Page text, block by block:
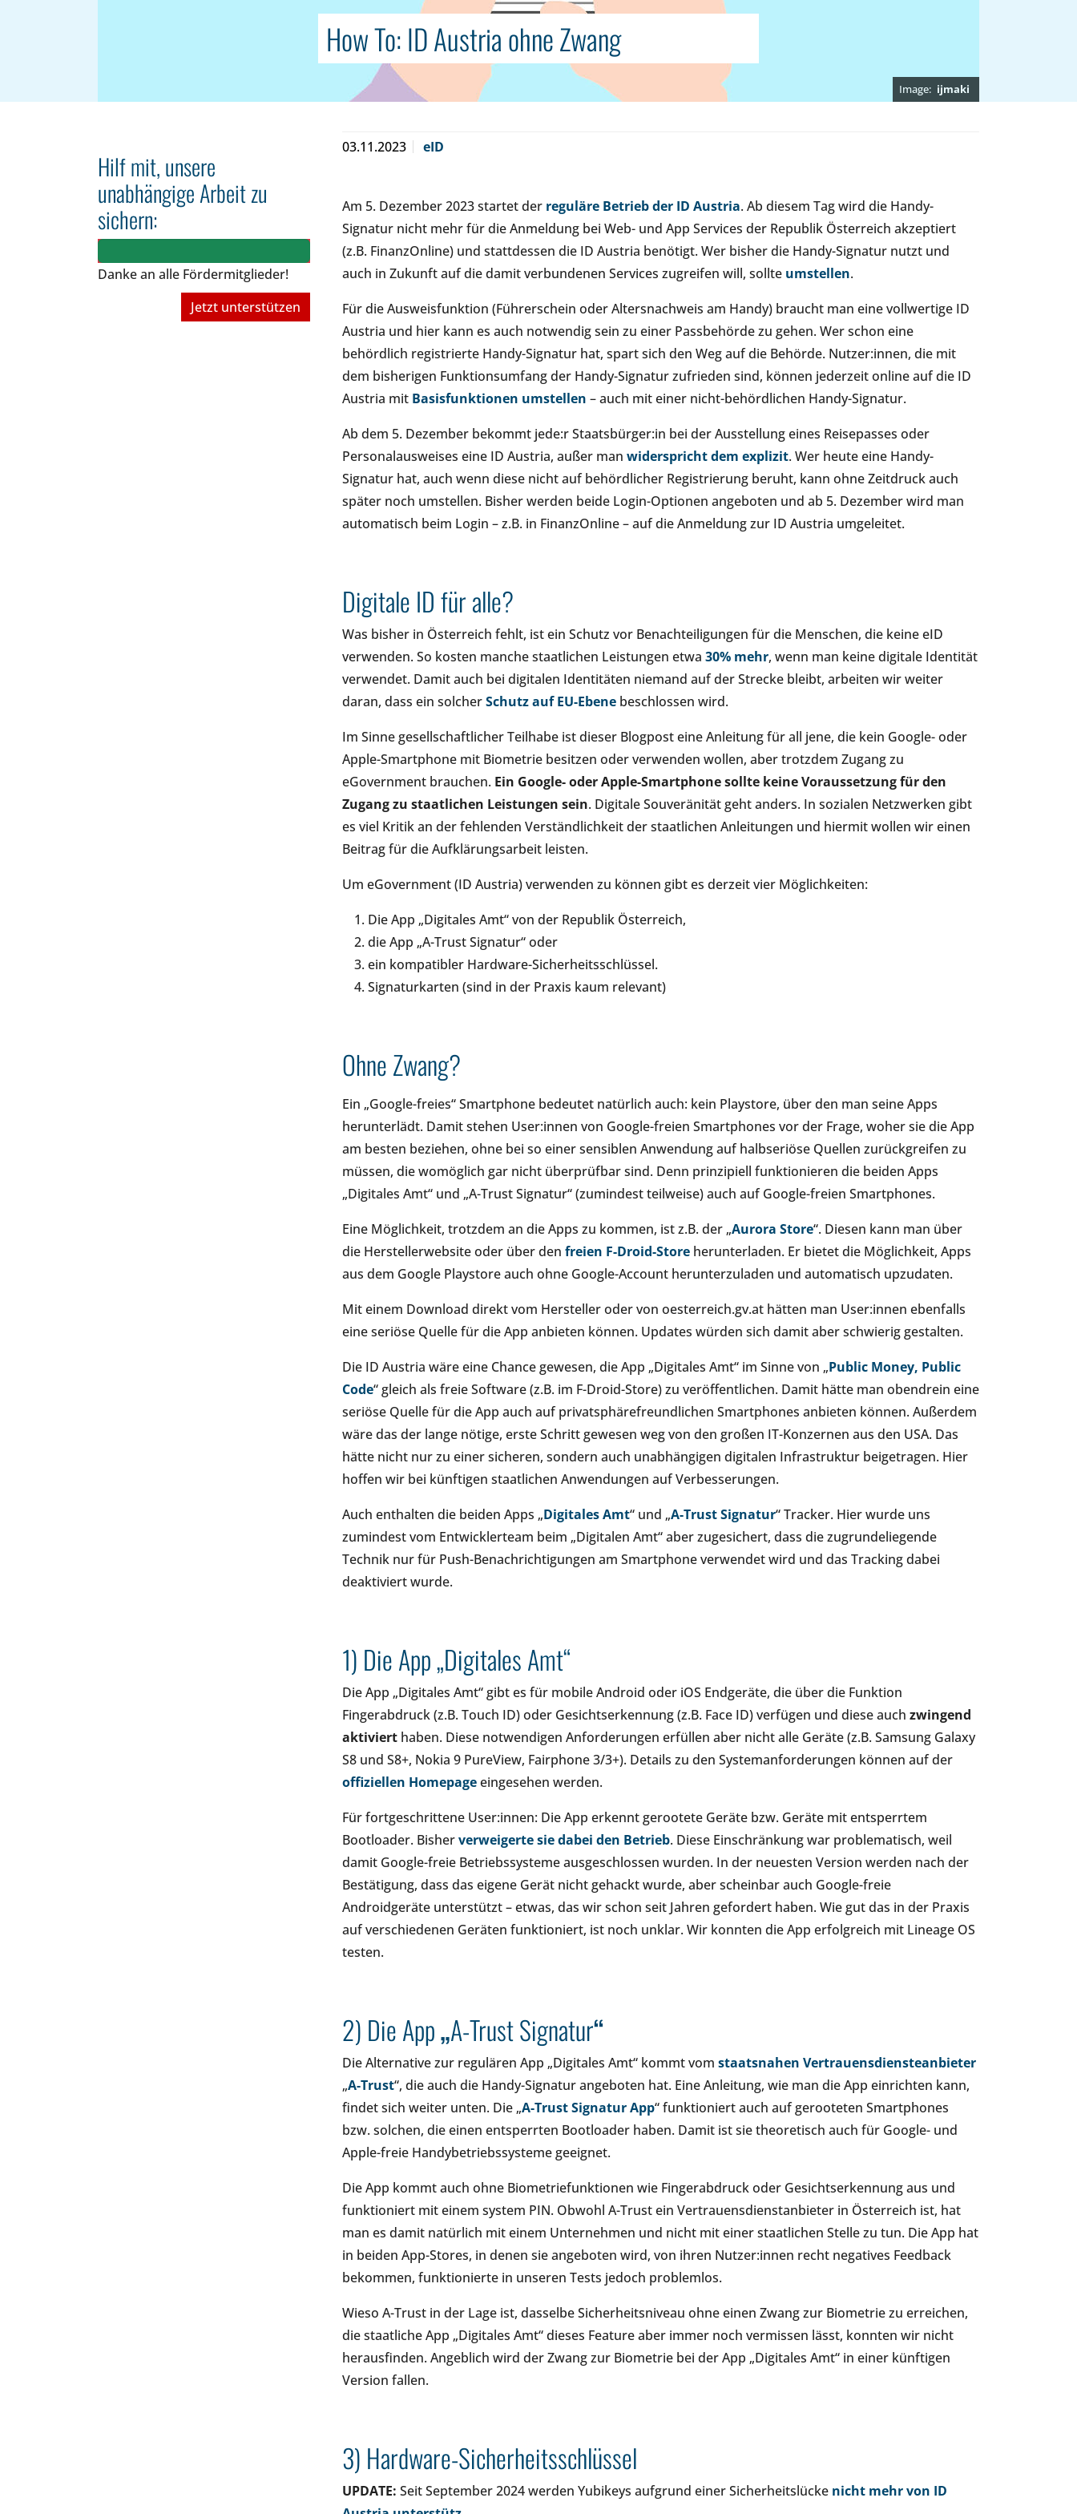
ijmaki
How To: ID Austria ohne Zwang
Hilf mit, unsere
unabhängige Arbeit zu
sichern:
Danke an alle Fördermitglieder!
Jetzt unterstützen
03.11.2023 eID
Am 5. Dezember 2023 startet der reguläre Betrieb der ID Austria. Ab diesem Tag wird die Handy-
Signatur nicht mehr für die Anmeldung bei Web- und App Services der Republik Österreich akzeptiert
(z.B. FinanzOnline) und stattdessen die ID Austria benötigt. Wer bisher die Handy-Signatur nutzt und
auch in Zukunft auf die damit verbundenen Services zugreifen will, sollte umstellen.
Für die Ausweisfunktion (Führerschein oder Altersnachweis am Handy) braucht man eine vollwertige ID
Austria und hier kann es auch notwendig sein zu einer Passbehörde zu gehen. Wer schon eine
behördlich registrierte Handy-Signatur hat, spart sich den Weg auf die Behörde. Nutzer:innen, die mit
dem bisherigen Funktionsumfang der Handy-Signatur zufrieden sind, können jederzeit online auf die ID
Austria mit Basisfunktionen umstellen – auch mit einer nicht-behördlichen Handy-Signatur.
Ab dem 5. Dezember bekommt jede:r Staatsbürger:in bei der Ausstellung eines Reisepasses oder
Personalausweises eine ID Austria, außer man widerspricht dem explizit. Wer heute eine Handy-
Signatur hat, auch wenn diese nicht auf behördlicher Registrierung beruht, kann ohne Zeitdruck auch
später noch umstellen. Bisher werden beide Login-Optionen angeboten und ab 5. Dezember wird man
automatisch beim Login – z.B. in FinanzOnline – auf die Anmeldung zur ID Austria umgeleitet.
Digitale ID für alle?
Was bisher in Österreich fehlt, ist ein Schutz vor Benachteiligungen für die Menschen, die keine eID
verwenden. So kosten manche staatlichen Leistungen etwa 30% mehr, wenn man keine digitale Identität
verwendet. Damit auch bei digitalen Identitäten niemand auf der Strecke bleibt, arbeiten wir weiter
daran, dass ein solcherSchutz auf EU-Ebene beschlossen wird.
Im Sinne gesellschaftlicher Teilhabe ist dieser Blogpost eine Anleitung für all jene, die kein Google- oder
Apple-Smartphone mit Biometrie besitzen oder verwenden wollen, aber trotzdem Zugang zu
eGovernment brauchen. Ein Google- oder Apple-Smartphonesollte keine Voraussetzung für den
Zugang zu staatlichen Leistungen sein. Digitale Souveränität geht anders. In sozialen Netzwerken gibt
es viel Kritik an der fehlenden Verständlichkeit der staatlichen Anleitungen und hiermit wollen wir einen
Beitrag für die Aufklärungsarbeit leisten.
Um eGovernment (ID Austria) verwenden zu können gibt es derzeit vier Möglichkeiten:
Die App „Digitales Amt“ von der Republik Österreich,
die App „A-Trust Signatur“ oder
ein kompatibler Hardware-Sicherheitsschlüssel.
Signaturkarten (sind in der Praxis kaum relevant)
Ohne Zwang?
Ein „Google-freies“ Smartphone bedeutet natürlich auch: kein Playstore, über den man seine Apps
herunterlädt. Damit stehen User:innen von Google-freien Smartphones vor der Frage, woher sie die App
am besten beziehen, ohne bei so einer sensiblen Anwendung auf halbseriöse Quellen zurückgreifen zu
müssen, die womöglich gar nicht überprüfbar sind. Denn prinzipiell funktionieren die beiden Apps
„Digitales Amt“ und „A-Trust Signatur“ (zumindest teilweise) auch auf Google-freien Smartphones.
Eine Möglichkeit, trotzdem an die Apps zu kommen, ist z.B. der „Aurora Store“. Diesen kann man über
die Herstellerwebsite oder über den freien F-Droid-Store herunterladen. Er bietet die Möglichkeit, Apps
aus dem Google Playstore auch ohne Google-Account herunterzuladen und automatisch upzudaten.
Mit einem Download direkt vom Hersteller oder von oesterreich.gv.at hätten man User:innen ebenfalls
eine seriöse Quelle für die App anbieten können. Updates würden sich damit aber schwierig gestalten.
Die ID Austria wäre eine Chance gewesen, die App „Digitales Amt“ im Sinne von „Public Money, Public
Code“ gleich als freie Software (z.B. im F-Droid-Store) zu veröffentlichen. Damit hätte man obendrein eine
seriöse Quelle für die App auch auf privatsphärefreundlichen Smartphones anbieten können. Außerdem
wäre das der lange nötige, erste Schritt gewesen weg von den großen IT-Konzernen aus den USA. Das
hätte nicht nur zu einer sicheren, sondern auch unabhängigen digitalen Infrastruktur beigetragen. Hier
hoffen wir bei künftigen staatlichen Anwendungen auf Verbesserungen.
Auch enthalten die beiden Apps „Digitales Amt“ und „A-Trust Signatur“ Tracker. Hier wurde uns
zumindest vom Entwicklerteam beim „Digitalen Amt“ aber zugesichert, dass die zugrundeliegende
Technik nur für Push-Benachrichtigungen am Smartphone verwendet wird und das Tracking dabei
deaktiviert wurde.
1) Die App „Digitales Amt“
Die App „Digitales Amt“ gibt es für mobile Android oder iOS Endgeräte, die über die Funktion
Fingerabdruck (z.B. Touch ID) oder Gesichtserkennung (z.B. Face ID) verfügen und diese auch zwingend
aktiviert haben. Diese notwendigen Anforderungen erfüllen aber nicht alle Geräte (z.B. Samsung Galaxy
S8 und S8+, Nokia 9 PureView, Fairphone 3/3+). Details zu den Systemanforderungen können auf der
offiziellen Homepageeingesehen werden.
Für fortgeschrittene User:innen: Die App erkennt gerootete Geräte bzw. Geräte mit entsperrtem
Bootloader. Bisherverweigertesie dabei den Betrieb. Diese Einschränkung war problematisch, weil
damit Google-freie Betriebssysteme ausgeschlossen wurden. In der neuesten Version werden nach der
Bestätigung, dass das eigene Gerät nicht gehackt wurde, aber scheinbar auch Google-freie
Androidgeräte unterstützt – etwas, das wir schon seit Jahren gefordert haben. Wie gut das in der Praxis
auf verschiedenen Geräten funktioniert, ist noch unklar. Wir konnten die App erfolgreich mit Lineage OS
testen.
2) Die App„A-Trust Signatur“
Die Alternative zur regulären App „Digitales Amt“ kommt vom staatsnahen Vertrauensdiensteanbieter
„A-Trust“, die auch die Handy-Signatur angeboten hat. Eine Anleitung, wie man die App einrichten kann,
findet sich weiter unten. Die „A-Trust SignaturApp“ funktioniert auch auf gerooteten Smartphones
bzw. solchen, die einen entsperrten Bootloader haben. Damit ist sie theoretisch auch für Google- und
Apple-freie Handybetriebssysteme geeignet.
Die App kommt auch ohne Biometriefunktionen wie Fingerabdruck oder Gesichtserkennung aus und
funktioniert mit einem system PIN. Obwohl A-Trust ein Vertrauensdienstanbieter in Österreich ist, hat
man es damit natürlich mit einem Unternehmen und nicht mit einer staatlichen Stelle zu tun. Die App hat
in beiden App-Stores, in denen sie angeboten wird, von ihren Nutzer:innen recht negatives Feedback
bekommen, funktionierte in unseren Tests jedoch problemlos.
Wieso A-Trust in der Lage ist, dasselbe Sicherheitsniveau ohne einen Zwang zur Biometrie zu erreichen,
die staatliche App „Digitales Amt“ dieses Feature aber immer noch vermissen lässt, konnten wir nicht
herausfinden. Angeblich wird der Zwang zur Biometrie bei der App „Digitales Amt“ in einer künftigen
Version fallen.
3) Hardware-Sicherheitsschlüssel
UPDATE: Seit September 2024 werden Yubikeys aufgrund einer Sicherheitslücke nicht mehr von ID